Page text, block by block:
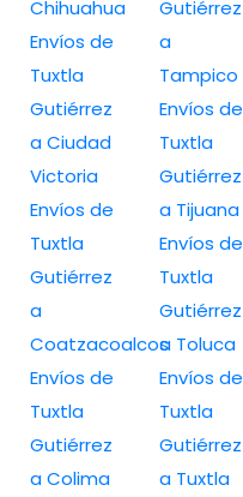
Chihuahua
Envíos de
Tuxtla
Gutiérrez
a Ciudad
Victoria
Envíos de
Tuxtla
Gutiérrez
a
Coatzacoalcos
Envíos de
Tuxtla
Gutiérrez
a Colima
Gutiérrez
a
Tampico
Envíos de
Tuxtla
Gutiérrez
a Tijuana
Envíos de
Tuxtla
Gutiérrez
a Toluca
Envíos de
Tuxtla
Gutiérrez
a Tuxtla